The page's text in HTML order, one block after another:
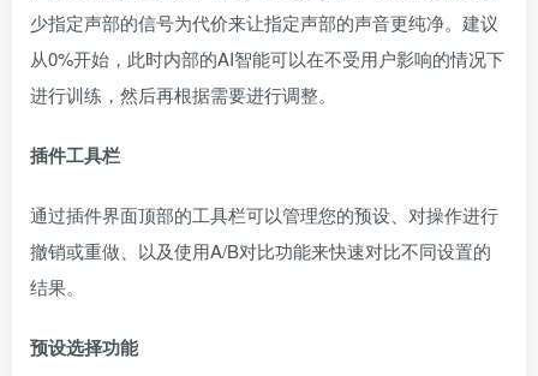
少指定声部的信号为代价来让指定声部的声音更纯净。建议
从0%开始，此时内部的AI智能可以在不受用户影响的情况下
进行训练，然后再根据需要进行调整。
插件工具栏
通过插件界面顶部的工具栏可以管理您的预设、对操作进行
撤销或重做、以及使用A/B对比功能来快速对比不同设置的
结果。
预设选择功能